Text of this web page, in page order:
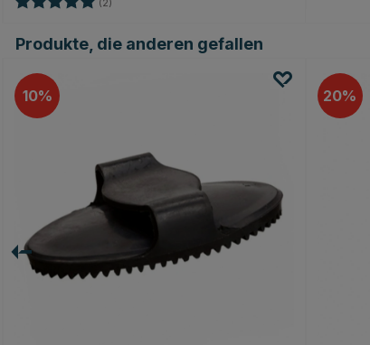
(2)
Produkte, die anderen gefallen
10 20